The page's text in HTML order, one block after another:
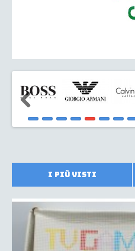
I più visti